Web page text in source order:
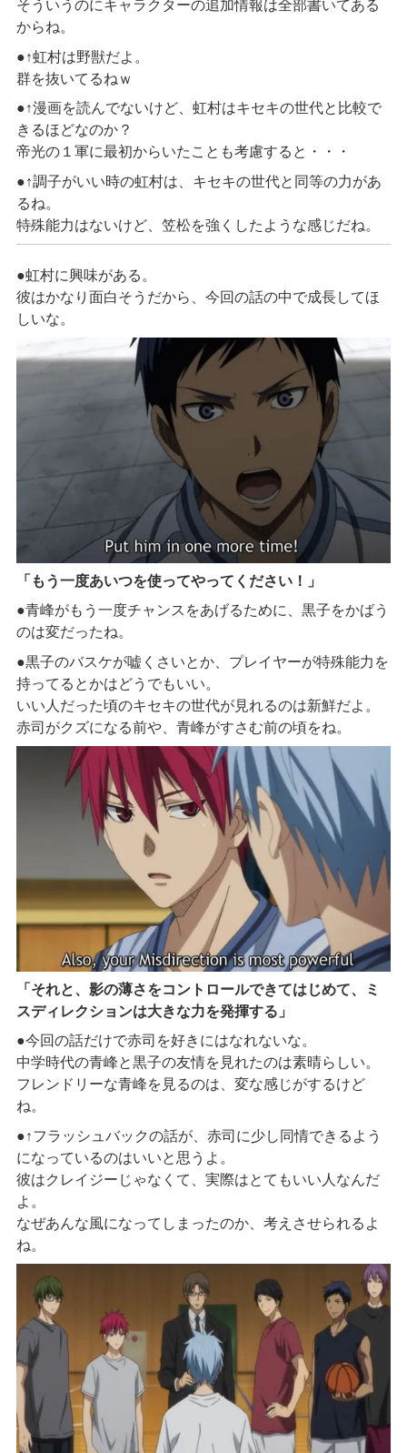
そういうのにキャラクターの追加情報は全部書いてある
からね。
●↑虹村は野獣だよ。
群を抜いてるねｗ
●↑漫画を読んでないけど、虹村はキセキの世代と比較で
きるほどなのか？
帝光の１軍に最初からいたことも考慮すると・・・
●↑調子がいい時の虹村は、キセキの世代と同等の力があ
るね。
特殊能力はないけど、笠松を強くしたような感じだね。
●虹村に興味がある。
彼はかなり面白そうだから、今回の話の中で成長してほ
しいな。
「もう一度あいつを使ってやってください！」
●青峰がもう一度チャンスをあげるために、黒子をかばう
のは変だったね。
●黒子のバスケが嘘くさいとか、プレイヤーが特殊能力を
持ってるとかはどうでもいい。
いい人だった頃のキセキの世代が見れるのは新鮮だよ。
赤司がクズになる前や、青峰がすさむ前の頃をね。
「それと、影の薄さをコントロールできてはじめて、ミ
スディレクションは大きな力を発揮する」
●今回の話だけで赤司を好きにはなれないな。
中学時代の青峰と黒子の友情を見れたのは素晴らしい。
フレンドリーな青峰を見るのは、変な感じがするけど
ね。
●↑フラッシュバックの話が、赤司に少し同情できるよう
になっているのはいいと思うよ。
彼はクレイジーじゃなくて、実際はとてもいい人なんだ
よ。
なぜあんな風になってしまったのか、考えさせられるよ
ね。